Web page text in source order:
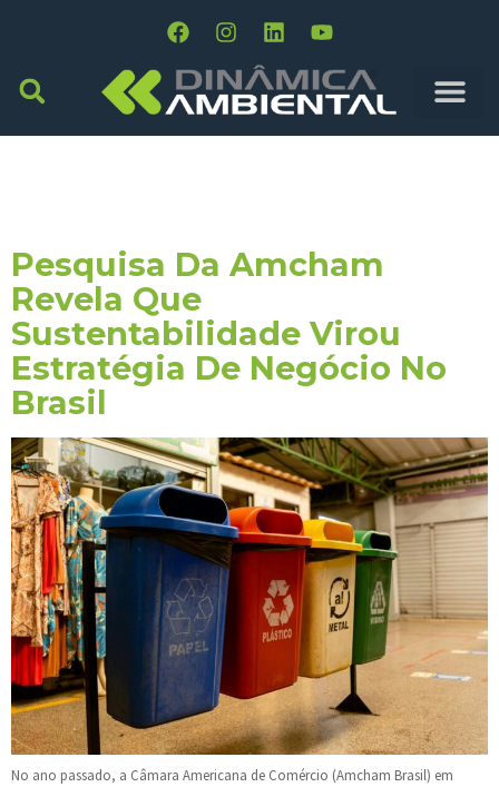
Pesquisa Da Amcham
Revela Que
Sustentabilidade Virou
Estratégia De Negócio No
Brasil
No ano passado, a Câmara Americana de Comércio (Amcham Brasil) em